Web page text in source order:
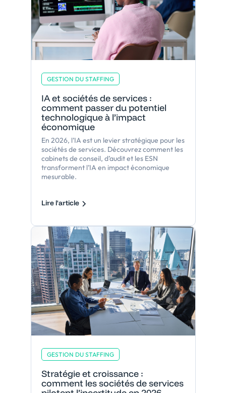
GESTION DU STAFFING
IA et sociétés de services :
comment passer du potentiel
technologique à l’impact
économique
En 2026, l’IA est un levier stratégique pour les
sociétés de services. Découvrez comment les
cabinets de conseil, d’audit et les ESN
transforment l’IA en impact économique
mesurable.
Lire l'article
GESTION DU STAFFING
Stratégie et croissance :
comment les sociétés de services